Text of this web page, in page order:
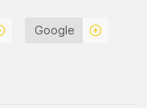
Google